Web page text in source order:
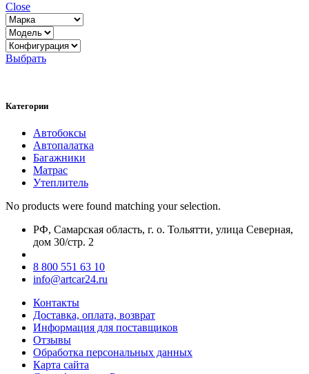
Close
Выбрать
Категории
Автобоксы
Автопалатка
Багажники
Матрас
Утеплитель
No products were found matching your selection.
РФ, Самарская область, г. о. Тольятти, улица Северная,
дом 30/стр. 2
8 800 551 63 10
info@artcar24.ru
Контакты
Доставка, оплата, возврат
Информация для поставщиков
Отзывы
Обработка персональных данных
Карта сайта